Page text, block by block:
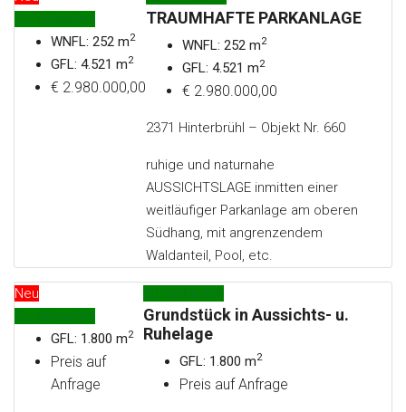
Zu Verkaufen
WNFL: 252 m2
GFL: 4.521 m2
€ 2.980.000,00
TRAUMHAFTE PARKANLAGE
WNFL: 252 m2
GFL: 4.521 m2
€ 2.980.000,00
2371 Hinterbrühl – Objekt Nr. 660
ruhige und naturnahe
AUSSICHTSLAGE inmitten einer
weitläufiger Parkanlage am oberen
Südhang, mit angrenzendem
Waldanteil, Pool, etc.
Neu
Zu Verkaufen
GFL: 1.800 m2
Preis auf
Anfrage
Zu Verkaufen
Grundstück in Aussichts- u.
Ruhelage
GFL: 1.800 m2
Preis auf Anfrage